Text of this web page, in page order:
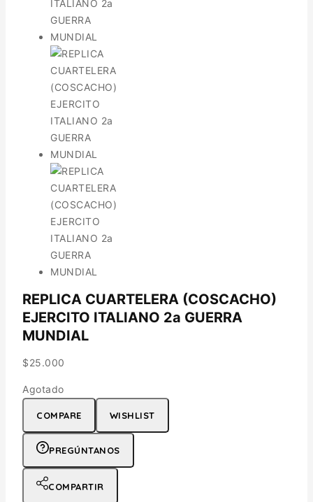
REPLICA CUARTELERA (COSCACHO)
EJERCITO ITALIANO 2a GUERRA
MUNDIAL
$25.000
Agotado
COMPARE WISHLIST
PREGÚNTANOS
COMPARTIR